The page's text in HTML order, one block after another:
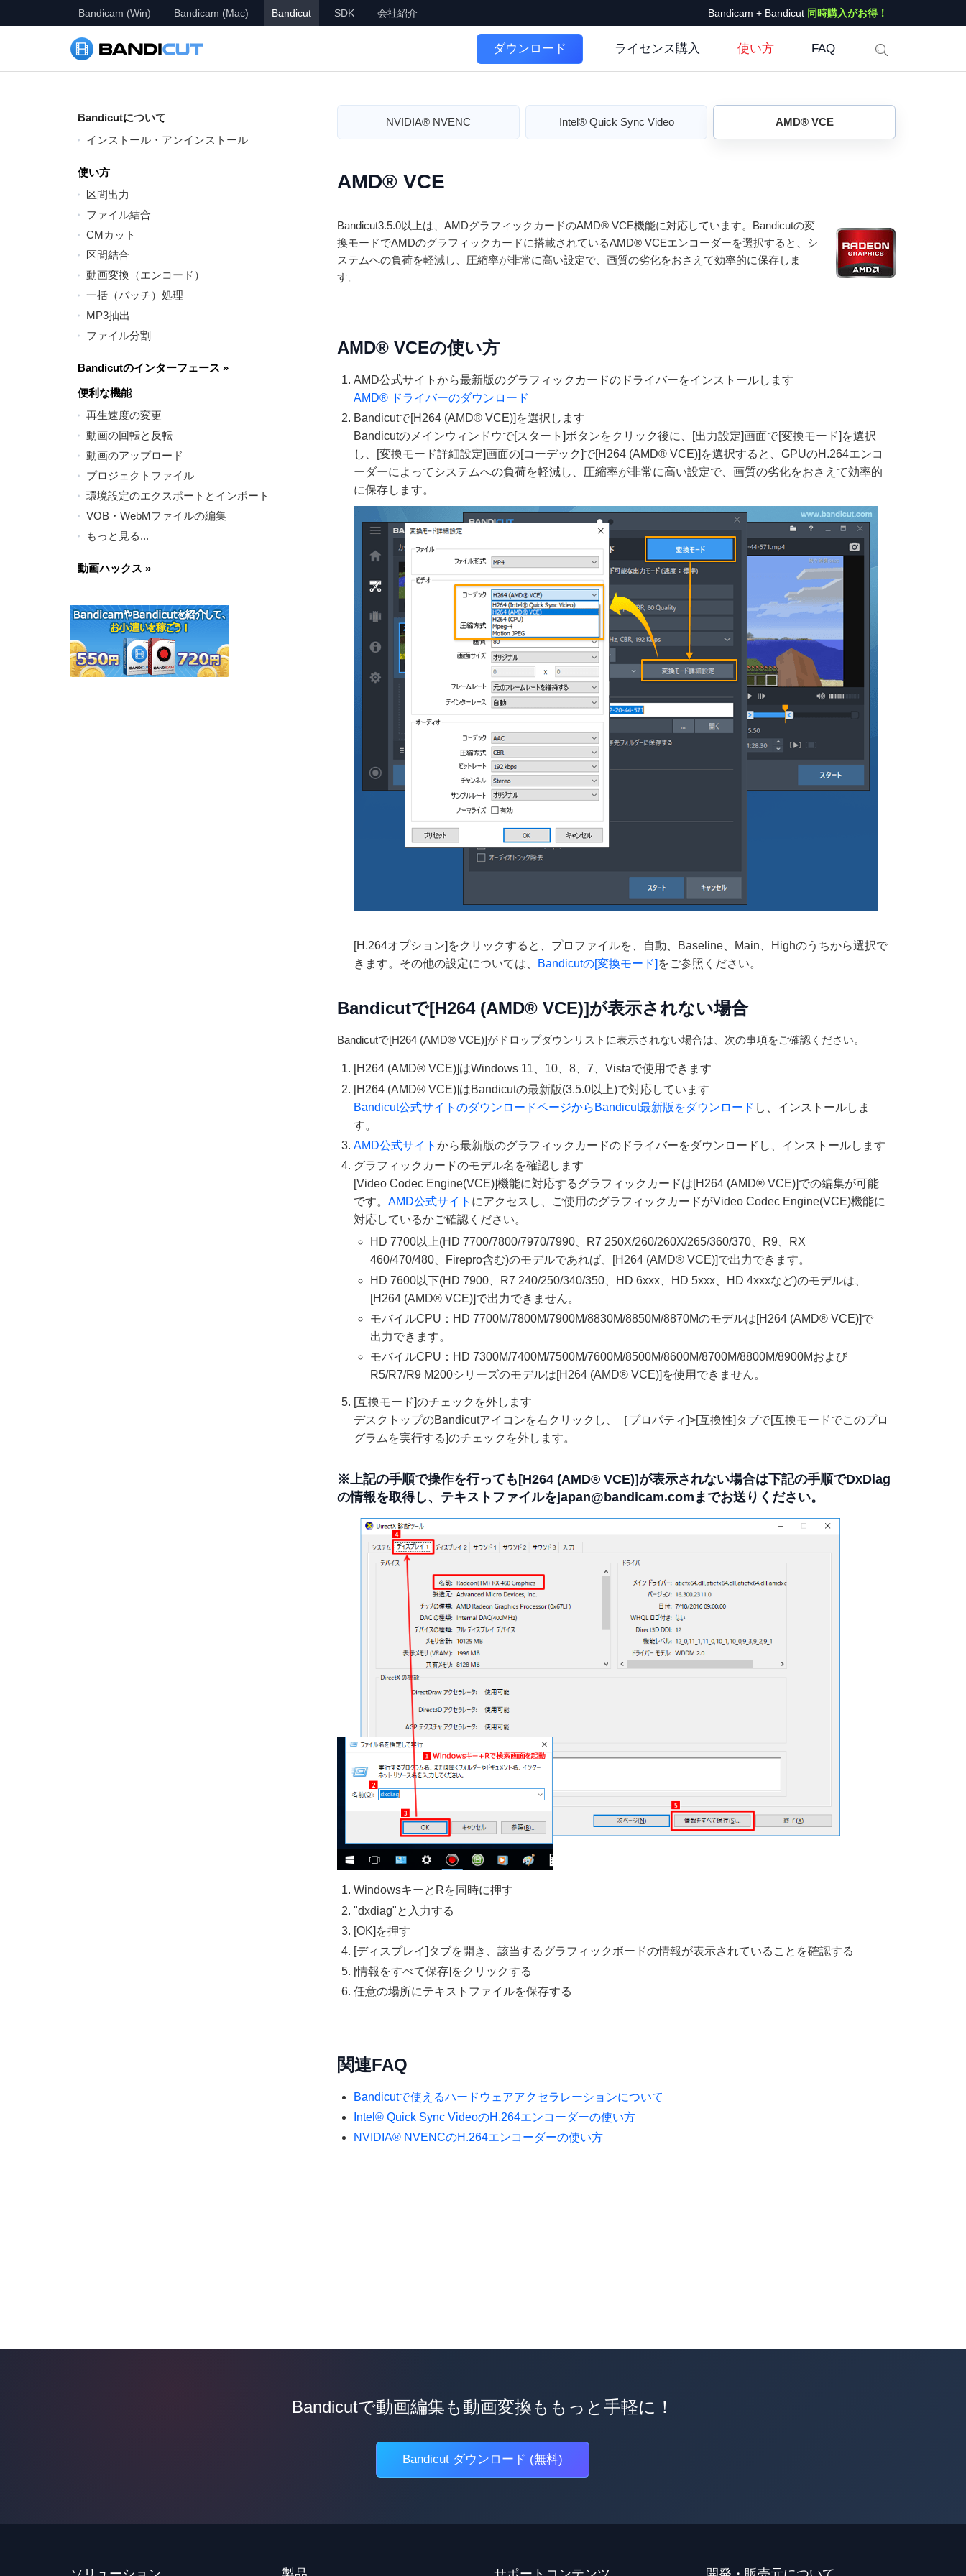
Bandicam (Win) Bandicam (Mac) Bandicut SDK 会社紹介 Bandicam + Bandicut 同時購入がお得！
ダウンロード ライセンス購入 使い方 FAQ
Bandicutについて
インストール・アンインストール
使い方
区間出力
ファイル結合
CMカット
区間結合
動画変換（エンコード）
一括（バッチ）処理
MP3抽出
ファイル分割
Bandicutのインターフェース »
便利な機能
再生速度の変更
動画の回転と反転
動画のアップロード
プロジェクトファイル
環境設定のエクスポートとインポート
VOB・WebMファイルの編集
もっと見る...
動画ハックス »
NVIDIA® NVENC Intel® Quick Sync Video AMD® VCE
AMD® VCE
Bandicut3.5.0以上は、AMDグラフィックカードのAMD® VCE機能に対応しています。Bandicutの変
換モードでAMDのグラフィックカードに搭載されているAMD® VCEエンコーダーを選択すると、シ
ステムへの負荷を軽減し、圧縮率が非常に高い設定で、画質の劣化をおさえて効率的に保存しま
す。
AMD® VCEの使い方
AMD公式サイトから最新版のグラフィックカードのドライバーをインストールします
AMD® ドライバーのダウンロード
Bandicutで[H264 (AMD® VCE)]を選択します
Bandicutのメインウィンドウで[スタート]ボタンをクリック後に、[出力設定]画面で[変換モード]を選択
し、[変換モード詳細設定]画面の[コーデック]で[H264 (AMD® VCE)]を選択すると、GPUのH.264エンコ
ーダーによってシステムへの負荷を軽減し、圧縮率が非常に高い設定で、画質の劣化をおさえて効率的
に保存します。
[H.264オプション]をクリックすると、プロファイルを、自動、Baseline、Main、Highのうちから選択で
きます。その他の設定については、
Bandicutの[変換モード] をご参照ください。
Bandicutで[H264 (AMD® VCE)]が表示されない場合
Bandicutで[H264 (AMD® VCE)]がドロップダウンリストに表示されない場合は、次の事項をご確認ください。
[H264 (AMD® VCE)]はWindows 11、10、8、7、Vistaで使用できます
[H264 (AMD® VCE)]はBandicutの最新版(3.5.0以上)で対応しています
Bandicut公式サイトのダウンロードページからBandicut最新版をダウンロード し、インストールしま
す。
AMD公式サイト から最新版のグラフィックカードのドライバーをダウンロードし、インストールします
グラフィックカードのモデル名を確認します
[Video Codec Engine(VCE)]機能に対応するグラフィックカードは[H264 (AMD® VCE)]での編集が可能
です。 AMD公式サイト にアクセスし、ご使用のグラフィックカードがVideo Codec Engine(VCE)機能に
対応しているかご確認ください。
HD 7700以上(HD 7700/7800/7970/7990、R7 250X/260/260X/265/360/370、R9、RX
460/470/480、Firepro含む)のモデルであれば、[H264 (AMD® VCE)]で出力できます。
HD 7600以下(HD 7900、R7 240/250/340/350、HD 6xxx、HD 5xxx、HD 4xxxなど)のモデルは、
[H264 (AMD® VCE)]で出力できません。
モバイルCPU：HD 7700M/7800M/7900M/8830M/8850M/8870Mのモデルは[H264 (AMD® VCE)]で
出力できます。
モバイルCPU：HD 7300M/7400M/7500M/7600M/8500M/8600M/8700M/8800M/8900Mおよび
R5/R7/R9 M200シリーズのモデルは[H264 (AMD® VCE)]を使用できません。
[互換モード]のチェックを外します
デスクトップのBandicutアイコンを右クリックし、［プロパティ]>[互換性]タブで[互換モードでこのプロ
グラムを実行する]のチェックを外します。
※上記の手順で操作を行っても[H264 (AMD® VCE)]が表示されない場合は下記の手順でDxDiag
の情報を取得し、テキストファイルをjapan@bandicam.comまでお送りください。
WindowsキーとRを同時に押す
"dxdiag"と入力する
[OK]を押す
[ディスプレイ]タブを開き、該当するグラフィックボードの情報が表示されていることを確認する
[情報をすべて保存]をクリックする
任意の場所にテキストファイルを保存する
関連FAQ
Bandicutで使えるハードウェアアクセラレーションについて
Intel® Quick Sync VideoのH.264エンコーダーの使い方
NVIDIA® NVENCのH.264エンコーダーの使い方
Bandicutで動画編集も動画変換ももっと手軽に！
Bandicut ダウンロード (無料)